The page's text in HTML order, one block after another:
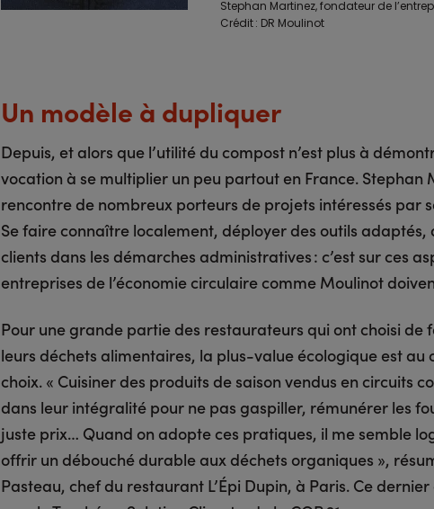
Stephan Martinez, fondateur de
Crédit : DR Moulinot
Un modèle à dupliquer
Depuis, et alors que l’utilité du compost n’est plus à
vocation à se multiplier un peu partout en France. Stephan
rencontre de nombreux porteurs de projets intéressés par
Se faire connaître localement, déployer des outils adaptés,
clients dans les démarches administratives : c’est sur ces
entreprises de l’économie circulaire comme Moulinot
Pour une grande partie des restaurateurs qui ont choisi de
leurs déchets alimentaires, la plus-value écologique est
choix. « Cuisiner des produits de saison vendus en circuits
dans leur intégralité pour ne pas gaspiller, rémunérer les
juste prix… Quand on adopte ces pratiques, il me semble
offrir un débouché durable aux déchets organiques »,
Pasteau, chef du restaurant L’Épi Dupin, à Paris. Ce